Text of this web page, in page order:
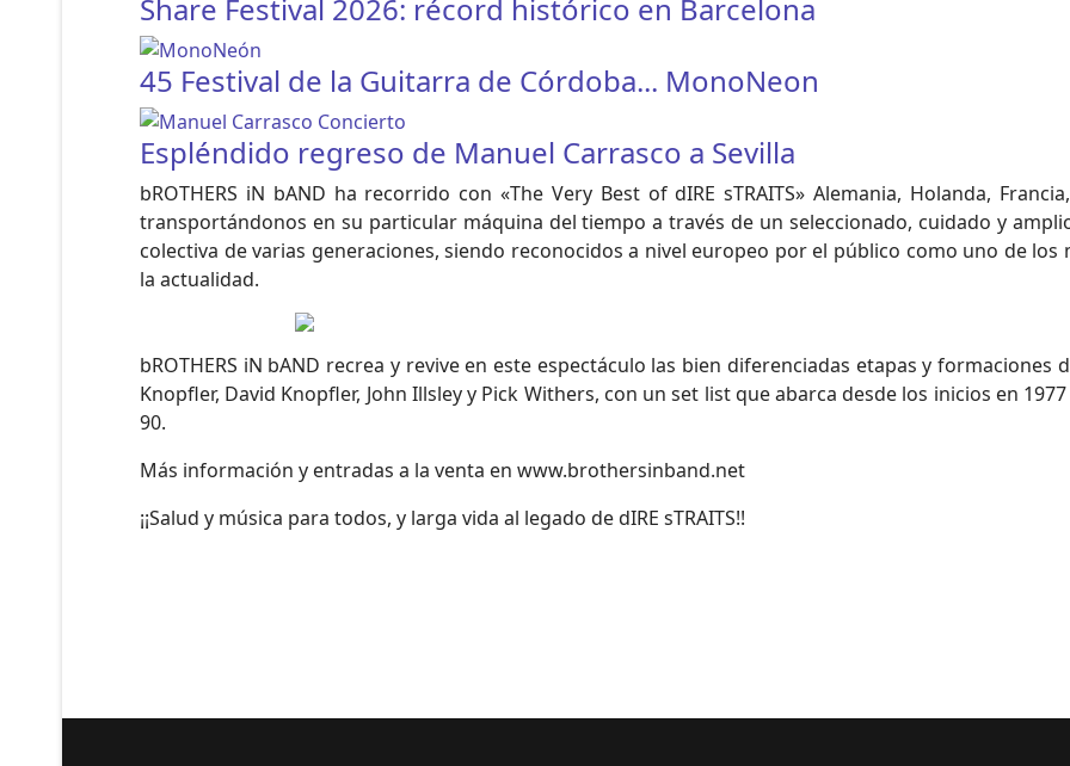
Share Festival 2026: récord histórico en Barcelona
45 Festival de la Guitarra de Córdoba... MonoNeon
Espléndido regreso de Manuel Carrasco a Sevilla
bROTHERS iN bAND ha recorrido con «The Very Best of dIRE sTRAITS» Alemania, Holanda,
transportándonos en su particular máquina del tiempo a través de un seleccionado, cuidado y
colectiva de varias generaciones, siendo reconocidos a nivel europeo por el público como uno de los
la actualidad.
bROTHERS iN bAND recrea y revive en este espectáculo las bien diferenciadas etapas y
Knopfler, David Knopfler, John Illsley y Pick Withers, con un set list que abarca desde los inicios en
90.
Más información y entradas a la venta en www.brothersinband.net
¡¡Salud y música para todos, y larga vida al legado de dIRE sTRAITS!!